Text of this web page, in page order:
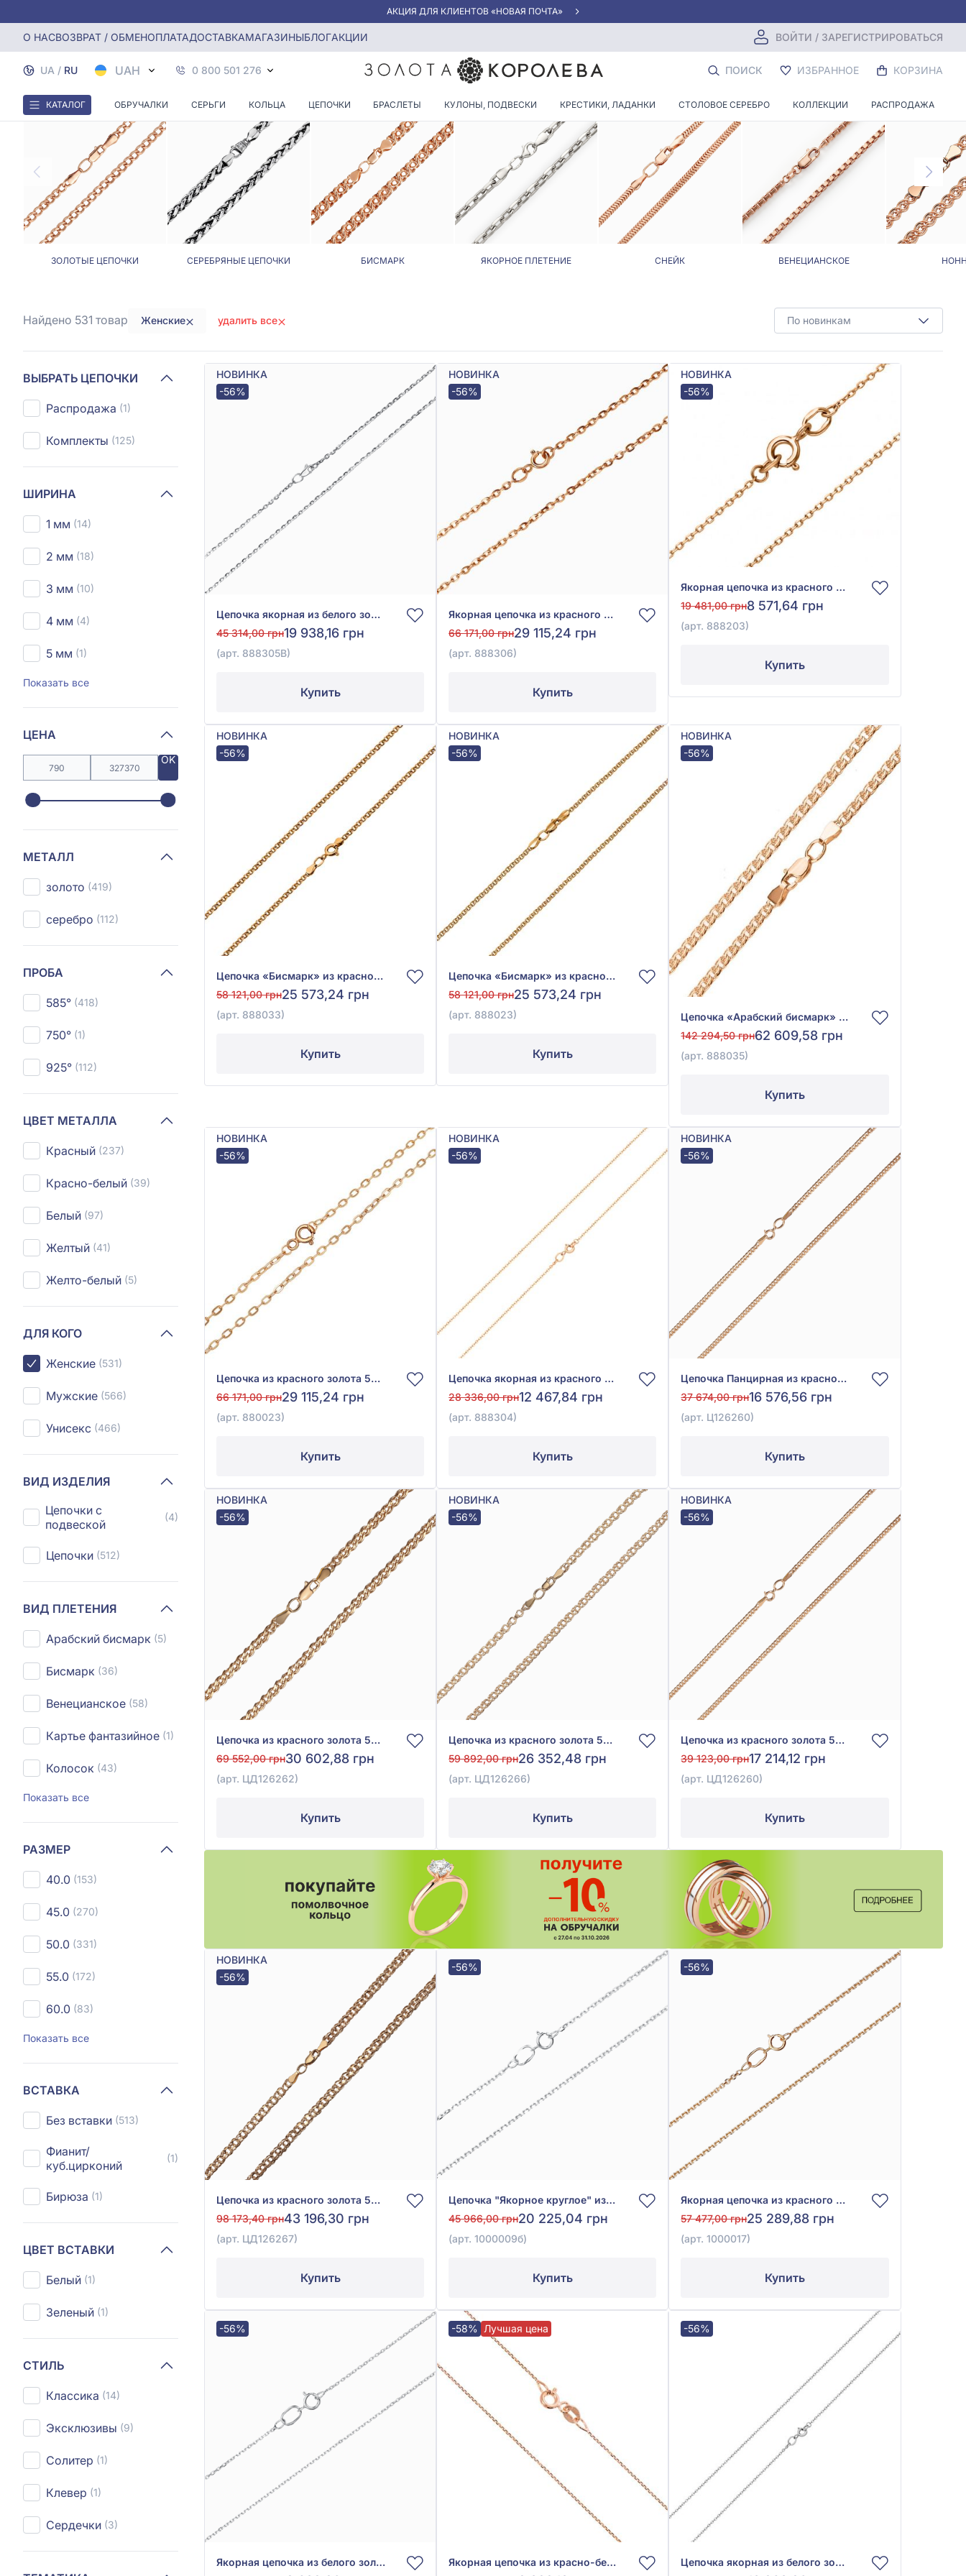
АКЦИЯ ДЛЯ КЛИЕНТОВ «НОВАЯ ПОЧТА»
О НАСВОЗВРАТ / ОБМЕНОПЛАТАДОСТАВКАМАГАЗИНЫБЛОГАКЦИИ ВОЙТИ / ЗАРЕГИСТРИРОВАТЬСЯ
UA / RU UAH 0 800 501 276 ПОИСК ИЗБРАННОЕ КОРЗИНА
КАТАЛОГ ОБРУЧАЛКИ СЕРЬГИ КОЛЬЦА ЦЕПОЧКИ БРАСЛЕТЫ КУЛОНЫ, ПОДВЕСКИ КРЕСТИКИ, ЛАДАНКИ СТОЛОВОЕ СЕРЕБРО КОЛЛЕКЦИИ РАСПРОДАЖА
Главная Цепочки Женские цепочки
ЖЕНСКИЕ ЦЕПОЧКИ
ЗОЛОТЫЕ ЦЕПОЧКИ СЕРЕБРЯНЫЕ ЦЕПОЧКИ БИСМАРК ЯКОРНОЕ ПЛЕТЕНИЕ СНЕЙК ВЕНЕЦИАНСКОЕ
По новинкам
Найдено 531 товар Женские удалить все
ВЫБРАТЬ ЦЕПОЧКИ
Распродажа (1)
Комплекты (125)
ШИРИНА
1 мм (14)
2 мм (18)
3 мм (10)
4 мм (4)
5 мм (1)
Показать все
ЦЕНА
OK
МЕТАЛЛ
золото (419)
серебро (112)
ПРОБА
585° (418)
750° (1)
925° (112)
ЦВЕТ МЕТАЛЛА
Красный (237)
Красно-белый (39)
Белый (97)
Желтый (41)
Желто-белый (5)
ДЛЯ КОГО
Женские (531)
Мужские (566)
Унисекс (466)
ВИД ИЗДЕЛИЯ
Цепочки с
подвеской
(4)
Цепочки (512)
ВИД ПЛЕТЕНИЯ
Арабский бисмарк (5)
Бисмарк (36)
Венецианское (58)
Картье фантазийное (1)
Колосок (43)
Показать все
РАЗМЕР
40.0 (153)
45.0 (270)
50.0 (331)
55.0 (172)
60.0 (83)
Показать все
ВСТАВКА
Без вставки (513)
Фианит/
куб.цирконий
(1)
Бирюза (1)
ЦВЕТ ВСТАВКИ
Белый (1)
Зеленый (1)
СТИЛЬ
Классика (14)
Эксклюзивы (9)
Солитер (1)
Клевер (1)
Сердечки (3)
НОВИНКА
-56%
Цепочка якорная из белого золота 585° без вставки, арт. 888305В
45 314,00 грн19 938,16 грн
(арт. 888305В)
Купить
НОВИНКА
-56%
Якорная цепочка из красного золота 585° без вставки, арт. 888306
66 171,00 грн29 115,24 грн
(арт. 888306)
Купить
НОВИНКА
-56%
Якорная цепочка из красного золота 585° без вставки, арт. 888203
19 481,00 грн8 571,64 грн
(арт. 888203)
Купить
НОВИНКА
-56%
Цепочка «Бисмарк» из красного золота 585° без вставки, арт. 888033
58 121,00 грн25 573,24 грн
(арт. 888033)
Купить
НОВИНКА
-56%
Цепочка «Бисмарк» из красного золота 585° без вставки, арт. 888023
58 121,00 грн25 573,24 грн
(арт. 888023)
Купить
НОВИНКА
-56%
Цепочка «Арабский бисмарк» из красного золота 585° без вставки, арт. 888035
142 294,50 грн62 609,58 грн
(арт. 888035)
Купить
НОВИНКА
-56%
Цепочка из красного золота 585° без вставки, арт. 880023
66 171,00 грн29 115,24 грн
(арт. 880023)
Купить
НОВИНКА
-56%
Цепочка якорная из красного золота 585° без вставки, арт. 888304
28 336,00 грн12 467,84 грн
(арт. 888304)
Купить
НОВИНКА
-56%
Цепочка Панцирная из красного золота 585° без вставки, арт. Ц126260
37 674,00 грн16 576,56 грн
(арт. Ц126260)
Купить
НОВИНКА
-56%
Цепочка из красного золота 585° без вставки, арт. ЦД126262
69 552,00 грн30 602,88 грн
(арт. ЦД126262)
Купить
НОВИНКА
-56%
Цепочка из красного золота 585°, арт. ЦД126266
59 892,00 грн26 352,48 грн
(арт. ЦД126266)
Купить
НОВИНКА
-56%
Цепочка из красного золота 585°, арт. ЦД126260
39 123,00 грн17 214,12 грн
(арт. ЦД126260)
Купить
НОВИНКА
-56%
Цепочка из красного золота 585°, арт. ЦД126267
98 173,40 грн43 196,30 грн
(арт. ЦД126267)
Купить
-56%
Цепочка "Якорное круглое" из белого золота 585° без вставки, арт. 1000009б
45 966,00 грн20 225,04 грн
(арт. 1000009б)
Купить
-56%
Якорная цепочка из красного золота 585°, без вставки, арт. 1000017
57 477,00 грн25 289,88 грн
(арт. 1000017)
Купить
-56%
Якорная цепочка из белого золота 585° без вставки, арт. 1000011б
-58% Лучшая цена
Якорная цепочка из красно-белого золота 585°, без вставки, арт. 101139
-56%
Цепочка якорная из белого золота 585° без вставки, арт. 888304В